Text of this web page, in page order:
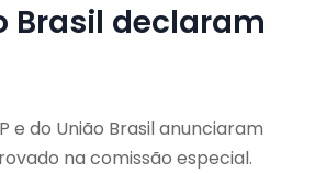
Brasil declaram
e do União Brasil anunciaram
na comissão especial.